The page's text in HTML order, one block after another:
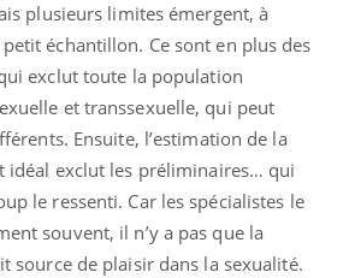
plusieurs limites émergent, à
échantillon. Ce sont en plus des
exclut toute la population
et transsexuelle, qui peut
Ensuite, l’estimation de la
idéal exclut les préliminaires… qui
le ressenti. Car les spécialistes le
souvent, il n’y a pas que la
source de plaisir dans la sexualité.